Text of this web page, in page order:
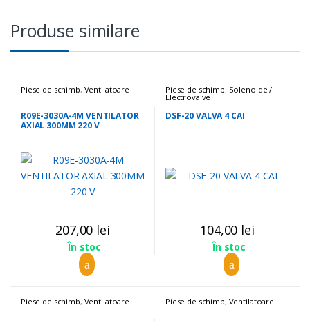
Produse similare
Piese de schimb, Ventilatoare
R09E-3030A-4M VENTILATOR
AXIAL 300MM 220 V
207,00 lei
În stoc
Piese de schimb, Solenoide /
Electrovalve
DSF-20 VALVA 4 CAI
104,00 lei
În stoc
Piese de schimb, Ventilatoare Piese de schimb, Ventilatoare